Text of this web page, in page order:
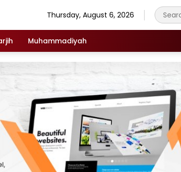
Thursday, August 6, 2026
Muhammadiyah